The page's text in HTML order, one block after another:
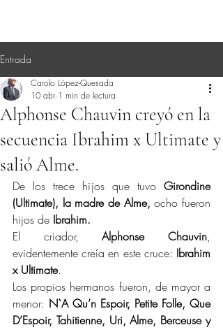
Entrada
Alphonse Chauvin creyó en la
secuencia Ibrahim x Ultimate y
salió Alme.
Carolo López-Quesada
10 abr 1 min de lectura
De los trece hijos que tuvo Girondine
(Ultimate), la madre de Alme, ocho fueron
hijos de Ibrahim.
El criador, Alphonse Chauvin,
evidentemente creía en este cruce: Ibrahim
x Ultimate.
Los propios hermanos fueron, de mayor a
menor: N`A Qu’n Espoir, Petite Folle, Que
D’Espoir, Tahitienne, Uri, Alme, Berceuse y